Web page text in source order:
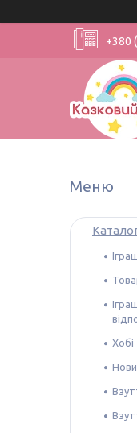
+380
Хобі